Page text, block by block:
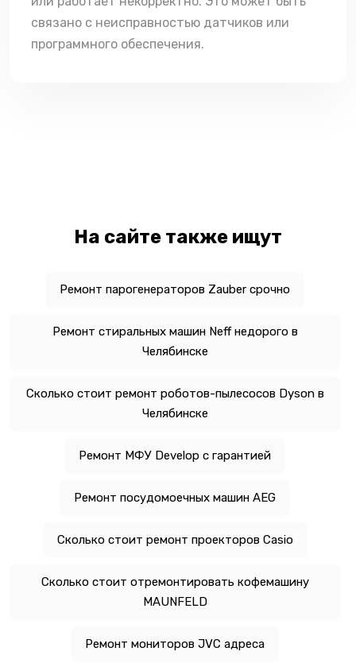
связано с неисправностью датчиков или
программного обеспечения.
На сайте также ищут
Ремонт парогенераторов Zauber срочно
Ремонт стиральных машин Neff недорого в
Челябинске
Сколько стоит ремонт роботов-пылесосов Dyson в
Челябинске
Ремонт МФУ Develop с гарантией
Ремонт посудомоечных машин AEG
Сколько стоит ремонт проекторов Casio
Сколько стоит отремонтировать кофемашину
MAUNFELD
Ремонт мониторов JVC адреса